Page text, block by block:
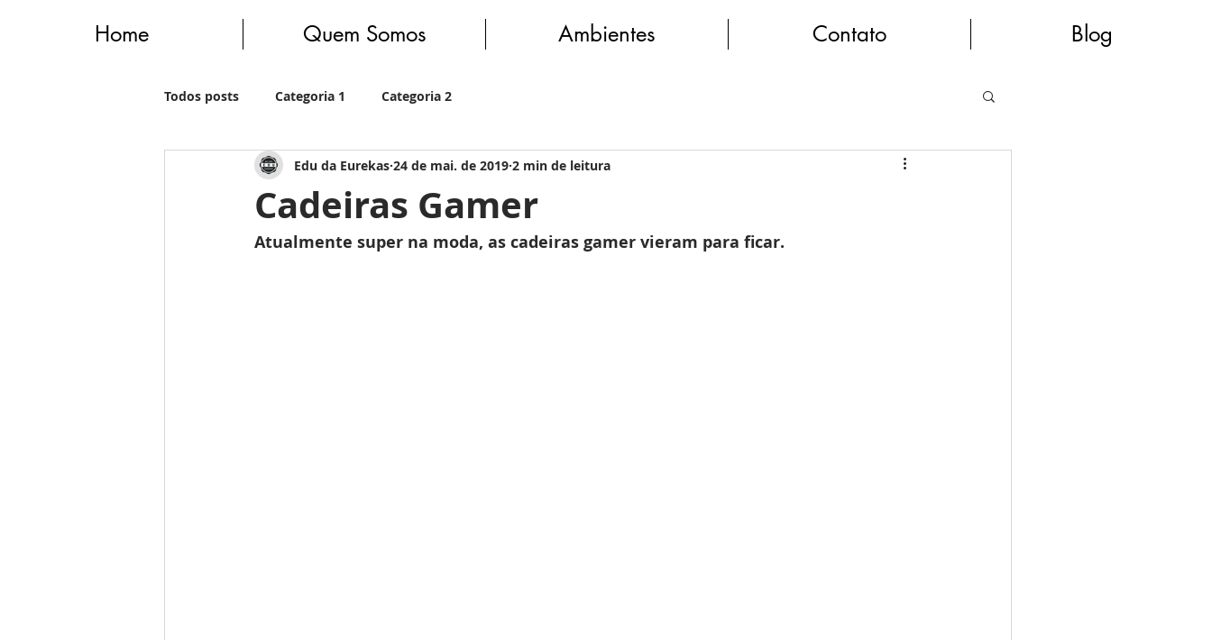
Home Quem Somos Ambientes Contato Blog
Todos posts Categoria 1 Categoria 2
Cadeiras Gamer
Edu da Eurekas 24 de mai. de 2019 2 min de leitura
Atualmente super na moda, as cadeiras gamer vieram para ficar.